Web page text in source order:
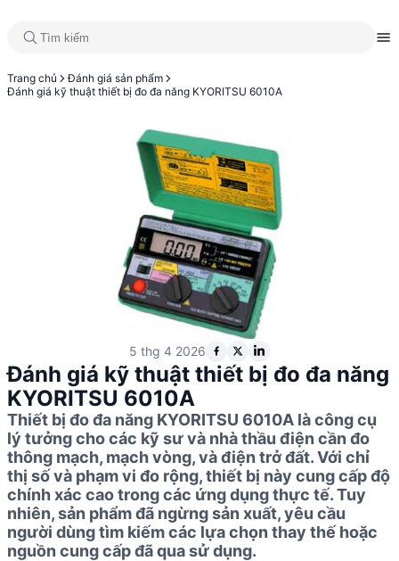
Trang chủ
Đánh giá sản phẩm
Đánh giá kỹ thuật thiết bị đo đa năng KYORITSU 6010A
5 thg 4 2026
Đánh giá kỹ thuật thiết bị đo đa năng
KYORITSU 6010A
Thiết bị đo đa năng KYORITSU 6010A là công cụ
lý tưởng cho các kỹ sư và nhà thầu điện cần đo
thông mạch, mạch vòng, và điện trở đất. Với chỉ
thị số và phạm vi đo rộng, thiết bị này cung cấp độ
chính xác cao trong các ứng dụng thực tế. Tuy
nhiên, sản phẩm đã ngừng sản xuất, yêu cầu
người dùng tìm kiếm các lựa chọn thay thế hoặc
nguồn cung cấp đã qua sử dụng.